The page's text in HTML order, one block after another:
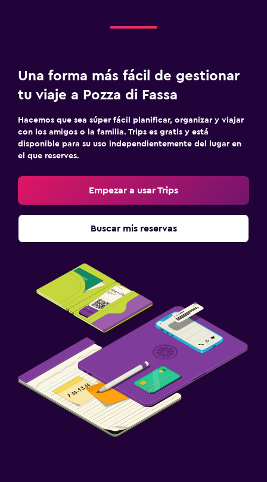
Una forma más fácil de gestionar
tu viaje a Pozza di Fassa
Hacemos que sea súper fácil planificar, organizar y viajar
con los amigos o la familia. Trips es gratis y está
disponible para su uso independientemente del lugar en
el que reserves.
Empezar a usar Trips
Buscar mis reservas